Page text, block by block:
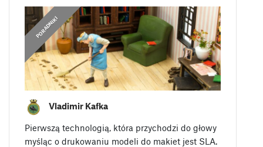
PORADNIKI
Vladimir Kafka
Pierwszą technologią, która przychodzi do głowy
myśląc o drukowaniu modeli do makiet jest SLA.